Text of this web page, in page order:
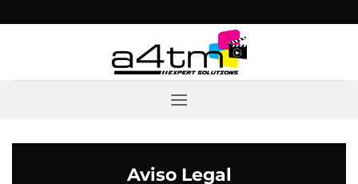
al
Aviso Legal